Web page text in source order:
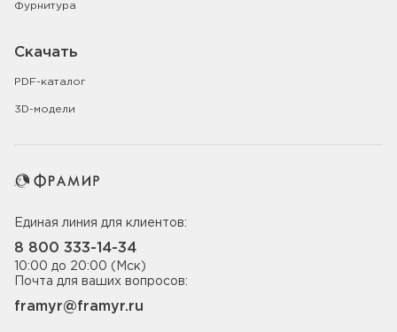
Фурнитура
Скачать
PDF-каталог
3D-модели
Единая линия для клиентов:
8 800 333-14-34
10:00 до 20:00 (Мск)
Почта для ваших вопросов:
framyr@framyr.ru